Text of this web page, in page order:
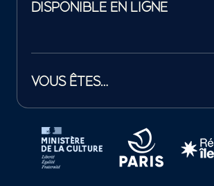
DISPONIBLE EN LIGNE
VOUS ÊTES…
Tutelles et mécènes de la Philharmonie de Paris